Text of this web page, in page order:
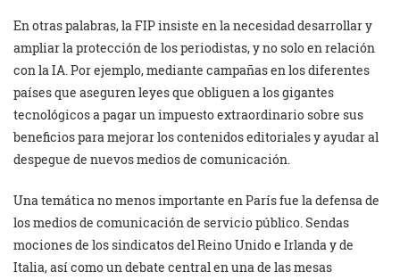
En otras palabras, la FIP insiste en la necesidad desarrollar y
ampliar la protección de los periodistas, y no solo en relación
con la IA. Por ejemplo, mediante campañas en los diferentes
países que aseguren leyes que obliguen a los gigantes
tecnológicos a pagar un impuesto extraordinario sobre sus
beneficios para mejorar los contenidos editoriales y ayudar al
despegue de nuevos medios de comunicación.
Una temática no menos importante en París fue la defensa de
los medios de comunicación de servicio público. Sendas
mociones de los sindicatos del Reino Unido e Irlanda y de
Italia, así como un debate central en una de las mesas